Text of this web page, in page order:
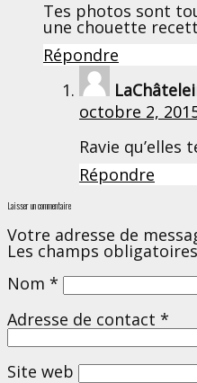
Tes photos sont
une chouette
Répondre
octobre 2,
Ravie qu’elles
Répondre
Laisser un commentaire
Votre adresse de
Les champs
Nom *
Adresse de contact *
Site web